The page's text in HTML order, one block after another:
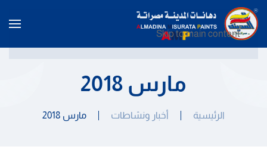
Skip to main content
مارس 2018
الرئيسية أخبار ونشاطات مارس 2018